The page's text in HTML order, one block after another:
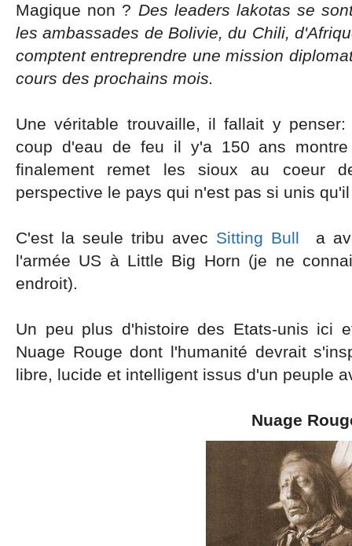
Magique non ? Des leaders lakotas se
les ambassades de Bolivie, du Chili,
comptent entreprendre une mission
cours des prochains mois.
Une véritable trouvaille, il fallait y
coup d'eau de feu il y'a 150 ans
finalement remet les sioux au coeur
perspective le pays qui n'est pas si unis
C'est la seule tribu avec Sitting Bull
a
l'armée US à Little Big Horn (je ne
endroit).
Un peu plus d'histoire des Etats-unis ici
Nuage Rouge dont l'humanité devrait
libre, lucide et intelligent issus d'un peuple
Nuage